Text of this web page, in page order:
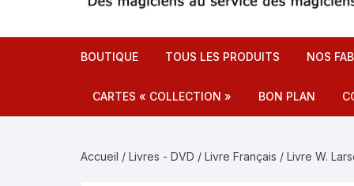
BOUTIQUE TOUS LES PRODUITS NOS
CARTES « COLLECTION » BON PLAN
Accueil / Livres - DVD / Livre Français / Livre W.